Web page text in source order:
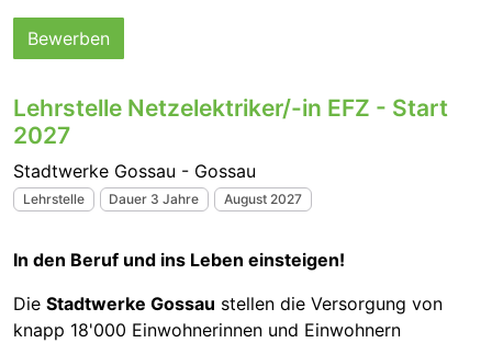
Bewerben
Lehrstelle Netzelektriker/-in EFZ - Start
2027
Stadtwerke Gossau - Gossau
Lehrstelle Dauer 3 Jahre August 2027
In den Beruf und ins Leben einsteigen!
Die Stadtwerke Gossau stellen die Versorgung von
knapp 18'000 Einwohnerinnen und Einwohnern